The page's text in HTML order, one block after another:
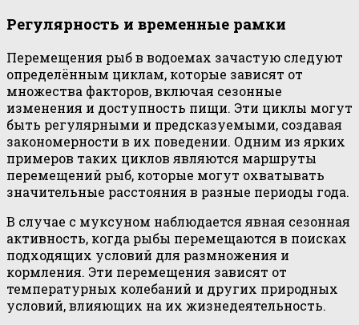
Регулярность и временные рамки
Перемещения рыб в водоемах зачастую следуют
определённым циклам, которые зависят от
множества факторов, включая сезонные
изменения и доступность пищи. Эти циклы могут
быть регулярными и предсказуемыми, создавая
закономерности в их поведении. Одним из ярких
примеров таких циклов являются маршруты
перемещений рыб, которые могут охватывать
значительные расстояния в разные периоды года.
В случае с муксуном наблюдается явная сезонная
активность, когда рыбы перемещаются в поисках
подходящих условий для размножения и
кормления. Эти перемещения зависят от
температурных колебаний и других природных
условий, влияющих на их жизнедеятельность.